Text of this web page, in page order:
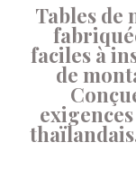
Tables de
faciles à
de